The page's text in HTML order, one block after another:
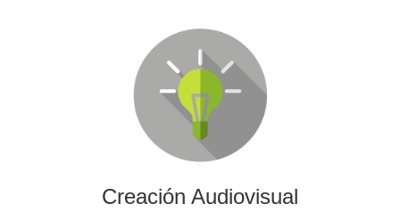
Creación Audiovisual
Creación Audiovisual
Ofrecemos soluciones creativas, de producción y edición
para cualquier tipo de contenido audiovisual: vídeos
promocionales, spots o cobertura audiovisual de eventos.